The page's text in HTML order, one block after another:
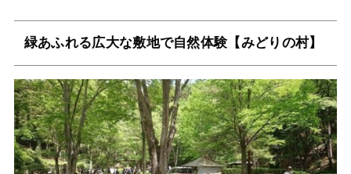
緑あふれる広大な敷地で自然体験【みどりの村】